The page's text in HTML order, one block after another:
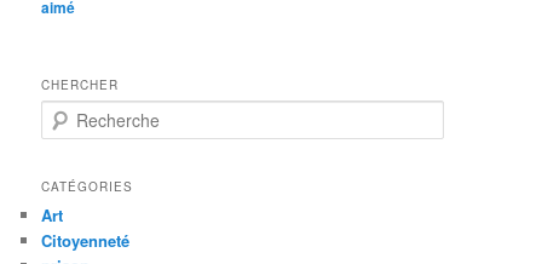
aimé
CHERCHER
e
h
r
c
CATÉGORIES
Art
Citoyenneté